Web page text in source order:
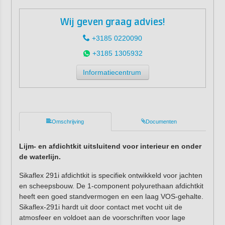
Wij geven graag advies!
+3185 0220090
+3185 1305932
Informatiecentrum
Omschrijving Documenten
Lijm- en afdichtkit uitsluitend voor interieur en onder
de waterlijn.
Sikaflex 291i afdichtkit is specifiek ontwikkeld voor jachten
en scheepsbouw. De 1-component polyurethaan afdichtkit
heeft een goed standvermogen en een laag VOS-gehalte.
Sikaflex-291i hardt uit door contact met vocht uit de
atmosfeer en voldoet aan de voorschriften voor lage